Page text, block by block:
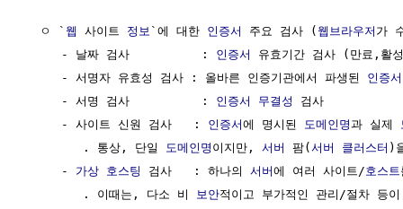
  ㅇ `
웹 사이트 정보 `에 대한 인증서 주요 검사 ( 웹브라우저 가
     - 날짜 검사          :
인증서
유효기간 검사 (만료,활
     - 서명자 유효성 검사 : 올바른 인증기관에서 파생된
인증서
     - 서명 검사          :
인증서 무결성
검사
     - 사이트 신원 검사   :
인증서에 명시된 도메인명과 실제
        . 통상, 단일
도메인명 이지만, 서버 팜(서버 클러스터 )
     -
가상 호스팅 검사   : 하나의 서버에 여러 사이트/호스트
        . 이때는, 다소 비
보안적이고 부가적인 관리/절차 등